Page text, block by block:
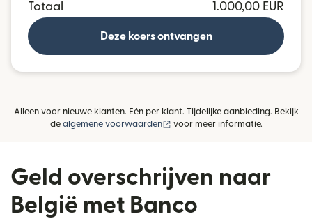
Totaal
1.000,00 EUR
Deze koers ontvangen
Alleen voor nieuwe klanten. Eén per klant. Tijdelijke aanbieding. Bekijk
de algemene voorwaarden (wordt geopend in een nieuw
voor meer informatie.
Geld overschrijven naar
België met Banco